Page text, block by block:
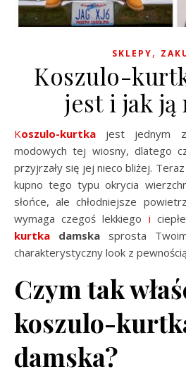
SKLEPY,
Koszulo-
jest i jak ją
Koszulo-kurtka jest jednym z
modowych tej wiosny, dlatego
przyjrzały się jej nieco bliżej.
kupno tego typu okrycia
słońce, ale chłodniejsze
wymaga czegoś lekkiego i
kurtka damska sprosta
charakterystyczny look z
Czym tak
koszulo-
damska?